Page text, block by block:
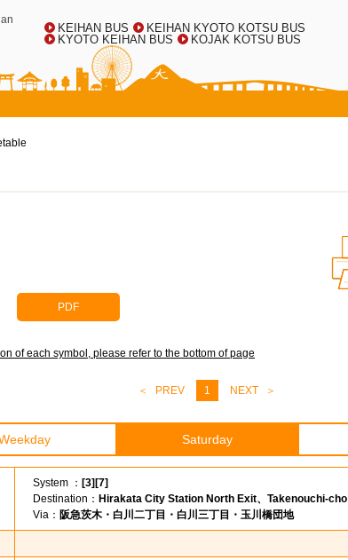
KEIHAN BUS
KEIHAN KYOTO KOTSU BUS
KYOTO KEIHAN BUS
KOJAK KOTSU BUS
PDF
of each symbol, please refer to the bottom of page
PREV 1 NEXT
Saturday
System ： [3][7]
Destination： Hirakata City Station North Exit、Takenouchi-cho
Via： 阪急茨木・白川二丁目・白川三丁目・玉川橋団地